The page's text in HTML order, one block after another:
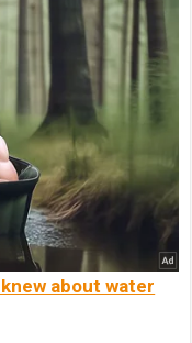
about water